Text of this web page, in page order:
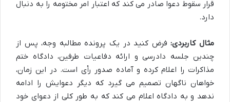
قرار سقوط دعوا صادر می کند که اعتبار امر مختومه را به دنبال
دارد.
مثال کاربردی:فرض کنید در یک پرونده مطالبه وجه، پس از
چندین جلسه دادرسی و ارائه دفاعیات طرفین، دادگاه ختم
مذاکرات را اعلام کرده و آماده صدور رأی است. در این زمان،
خواهان ناگهان تصمیم می گیرد که دیگر دعوایش را ادامه
ندهد و به دادگاه اعلام می کند که به طور کلی از دعوای خود